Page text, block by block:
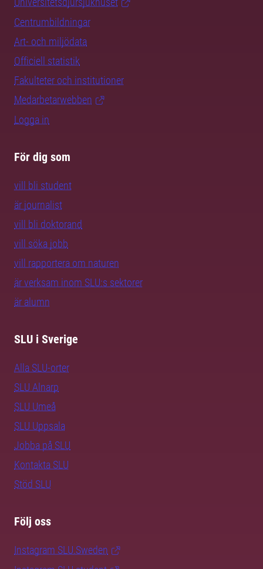
Centrumbildningar
Art- och miljödata
Officiell statistik
Fakulteter och institutioner
Medarbetarwebben
Logga in
För dig som
vill bli student
är journalist
vill bli doktorand
vill söka jobb
vill rapportera om naturen
är verksam inom SLU:s sektorer
är alumn
SLU i Sverige
Alla SLU-orter
SLU Alnarp
SLU Umeå
SLU Uppsala
Jobba på SLU
Kontakta SLU
Stöd SLU
Följ oss
Instagram SLU.Sweden